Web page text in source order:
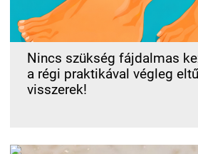
Nincs szükség fájdalmas
a régi praktikával végleg
visszerek!